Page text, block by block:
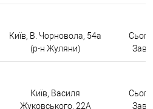
Київ, В. Чорновола, 54а
(р-н Жуляни)
Київ, Василя
Жуковського, 22А